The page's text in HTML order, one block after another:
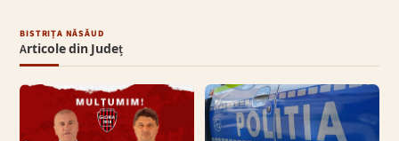
BISTRIȚA NĂSĂUD
Articole din Județ